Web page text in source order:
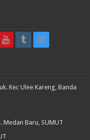
Kec Ulee Kareng, Banda
Medan Baru, SUMUT